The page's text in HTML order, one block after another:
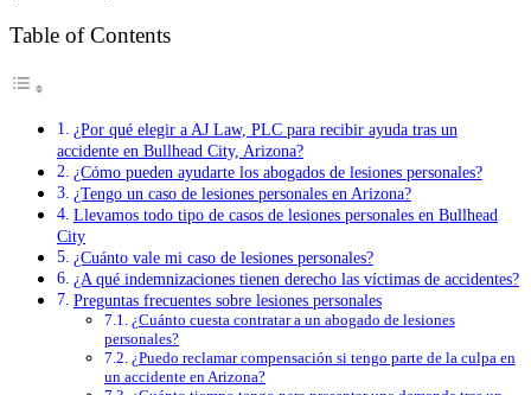
Table of Contents
¿Por qué elegir a AJ Law, PLC para recibir ayuda tras un
accidente en Bullhead City, Arizona?
¿Cómo pueden ayudarte los abogados de lesiones personales?
¿Tengo un caso de lesiones personales en Arizona?
Llevamos todo tipo de casos de lesiones personales en Bullhead
City
¿Cuánto vale mi caso de lesiones personales?
¿A qué indemnizaciones tienen derecho las víctimas de accidentes?
Preguntas frecuentes sobre lesiones personales
¿Cuánto cuesta contratar a un abogado de lesiones
personales?
¿Puedo reclamar compensación si tengo parte de la culpa en
un accidente en Arizona?